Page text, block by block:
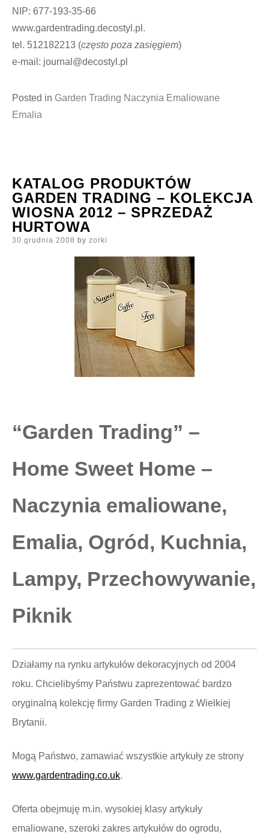
NIP: 677-193-35-66
www.gardentrading.decostyl.pl.
tel. 512182213 (często poza zasięgiem)
e-mail: journal@decostyl.pl
Posted in Garden Trading Naczynia Emaliowane
Emalia
KATALOG PRODUKTÓW
GARDEN TRADING – KOLEKCJA
WIOSNA 2012 – SPRZEDAŻ
HURTOWA
Posted
30 grudnia 2008 by zorki
“Garden Trading” –
Home Sweet Home –
Naczynia emaliowane,
Emalia, Ogród, Kuchnia,
Lampy, Przechowywanie,
Piknik
Działamy na rynku artykułów dekoracyjnych od 2004
roku. Chcielibyśmy Państwu zaprezentować bardzo
oryginalną kolekcję firmy Garden Trading z Wielkiej
Brytanii.
Mogą Państwo, zamawiać wszystkie artykuły ze strony
www.gardentrading.co.uk.
Oferta obejmuję m.in. wysokiej klasy artykuły
emaliowane, szeroki zakres artykułów do ogrodu,